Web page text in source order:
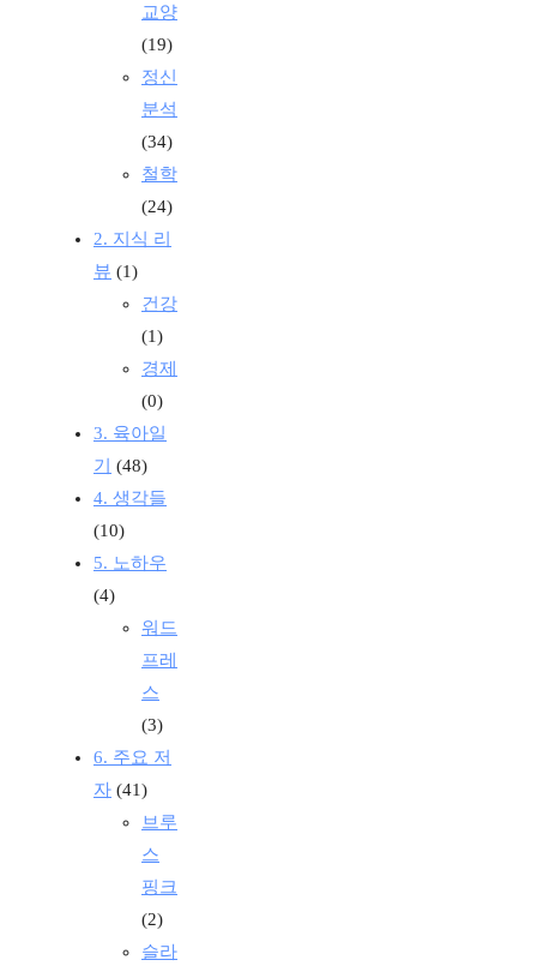
교양
(19)
정신
분석
(34)
철학
(24)
2. 지식 리
뷰 (1)
건강
(1)
경제
(0)
3. 육아일
기
(48)
4. 생각들
(10)
5. 노하우
(4)
워드
프레
스
(3)
6. 주요 저
자 (41)
브루
스
핑크
(2)
슬라